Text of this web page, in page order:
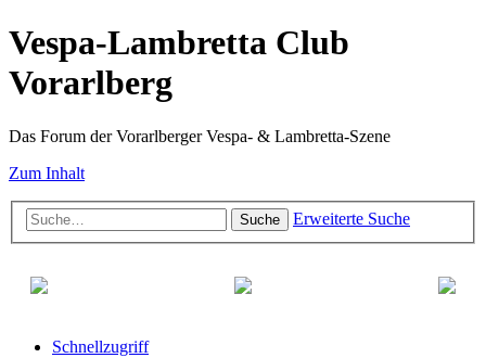
Vespa-Lambretta Club
Vorarlberg
Das Forum der Vorarlberger Vespa- & Lambretta-Szene
Zum Inhalt
Suche Erweiterte Suche
Schnellzugriff